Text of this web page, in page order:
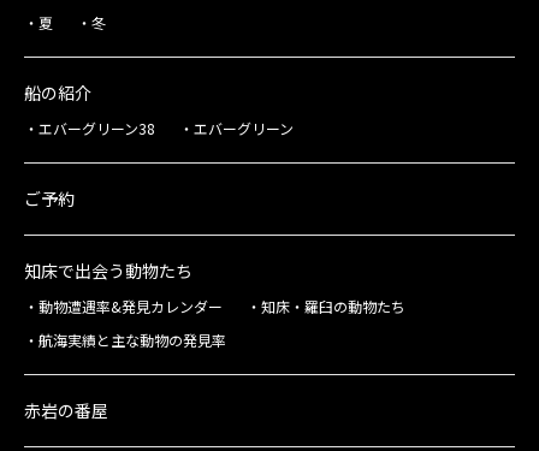
夏 冬
船の紹介
エバーグリーン38 エバーグリーン
ご予約
知床で出会う動物たち
動物遭遇率&発見カレンダー
知床・羅臼の動物たち
航海実績と主な動物の発見率
赤岩の番屋